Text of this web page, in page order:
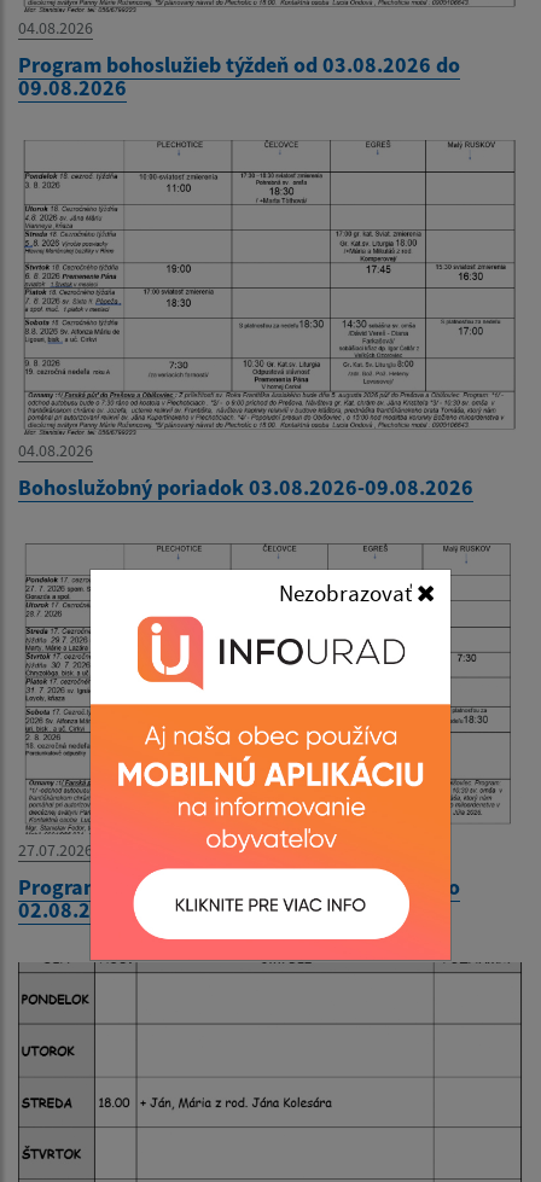
Nezobrazovať
04.08.2026
Program bohoslužieb týždeň od 03.08.2026 do
09.08.2026
04.08.2026
Bohoslužobný poriadok 03.08.2026-09.08.2026
27.07.2026
Program bohoslužieb týždeň od 27.07.2026 do
02.08.2026